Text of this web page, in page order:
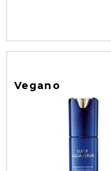
Vegano